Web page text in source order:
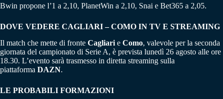
Bwin propone l’1 a 2,10, PlanetWin a 2,10, Snai e Bet365 a 2,05.
DOVE VEDERE CAGLIARI – COMO IN TV E STREAMING
Il match che mette di fronte Cagliari e Como, valevole per la seconda
giornata del campionato di Serie A, è prevista lunedì 26 agosto alle ore
18.30. L’evento sarà trasmesso in diretta streaming sulla
piattaforma DAZN.
LE PROBABILI FORMAZIONI